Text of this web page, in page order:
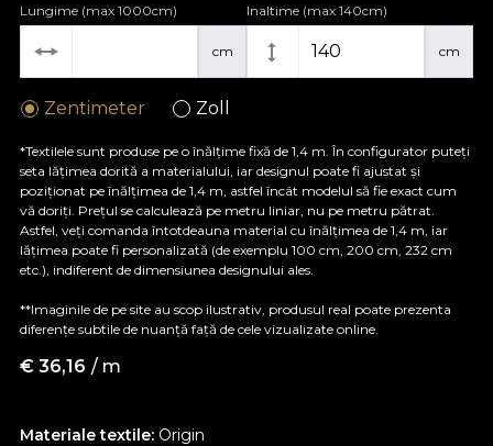
Materiale textile: Origin
cm
Lungime (max 1000cm)
cm
Inaltime (max 140cm)
Zentimeter Zoll
*Textilele sunt produse pe o înălțime fixă de 1,4 m. În configurator puteți
seta lățimea dorită a materialului, iar designul poate fi ajustat și
poziționat pe înălțimea de 1,4 m, astfel încât modelul să fie exact cum
vă doriți. Prețul se calculează pe metru liniar, nu pe metru pătrat.
Astfel, veți comanda întotdeauna material cu înălțimea de 1,4 m, iar
lățimea poate fi personalizată (de exemplu 100 cm, 200 cm, 232 cm
etc.), indiferent de dimensiunea designului ales.
**Imaginile de pe site au scop ilustrativ, produsul real poate prezenta
diferențe subtile de nuanță față de cele vizualizate online.
€ 36,16 / m